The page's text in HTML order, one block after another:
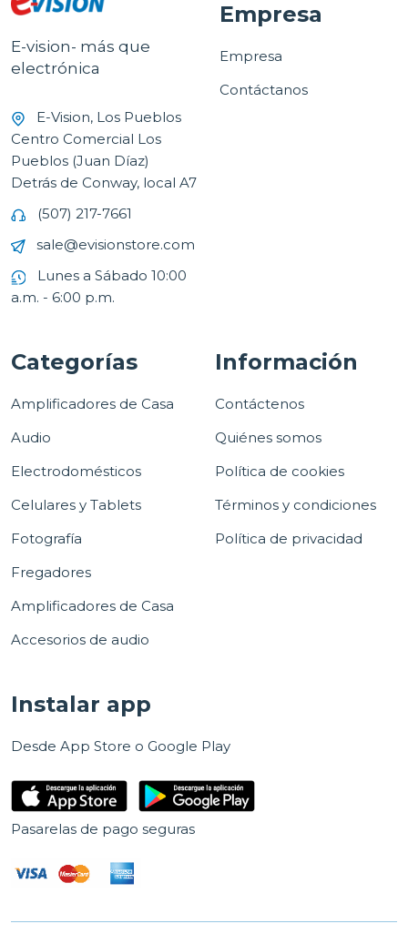
E-vision- más que
electrónica
E-Vision, Los Pueblos
Centro Comercial Los
Pueblos (Juan Díaz)
Detrás de Conway, local A7
(507) 217-7661
sale@evisionstore.com
Lunes a Sábado 10:00
a.m. - 6:00 p.m.
Empresa
Empresa
Contáctanos
Categorías
Amplificadores de Casa
Audio
Electrodomésticos
Celulares y Tablets
Fotografía
Fregadores
Amplificadores de Casa
Accesorios de audio
Información
Contáctenos
Quiénes somos
Política de cookies
Términos y condiciones
Política de privacidad
Instalar app
Desde App Store o Google Play
Pasarelas de pago seguras